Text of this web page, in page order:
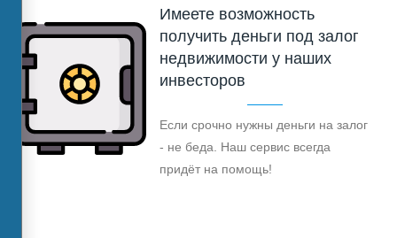
Имеете возможность
получить деньги под залог
недвижимости у наших
инвесторов
Если срочно нужны деньги на залог
- не беда. Наш сервис всегда
придёт на помощь!